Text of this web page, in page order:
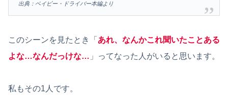
出典：ベイビー・ドライバー本編より
このシーンを見たとき「 あれ、なんかこれ聞いたことある
よな…なんだっけな… 」ってなった人がいると思います。
私もその1人です。